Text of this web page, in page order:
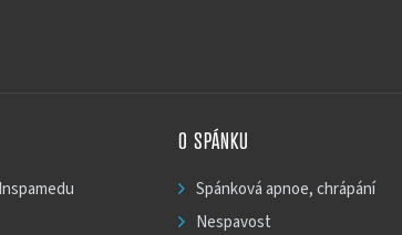
O SPÁNKU
Spánková apnoe, chrápání
Nespavost